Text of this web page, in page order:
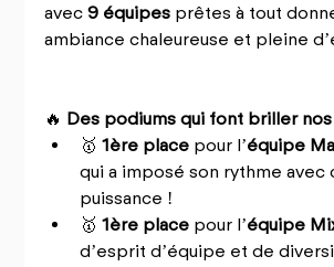
avec 9 équipes prêtes à tout
ambiance chaleureuse et pleine
🔥 Des podiums qui font briller nos
🥇 1ère place pour l’équipe
qui a imposé son rythme avec
puissance !
🥇 1ère place pour l’équipe
d’esprit d’équipe et de